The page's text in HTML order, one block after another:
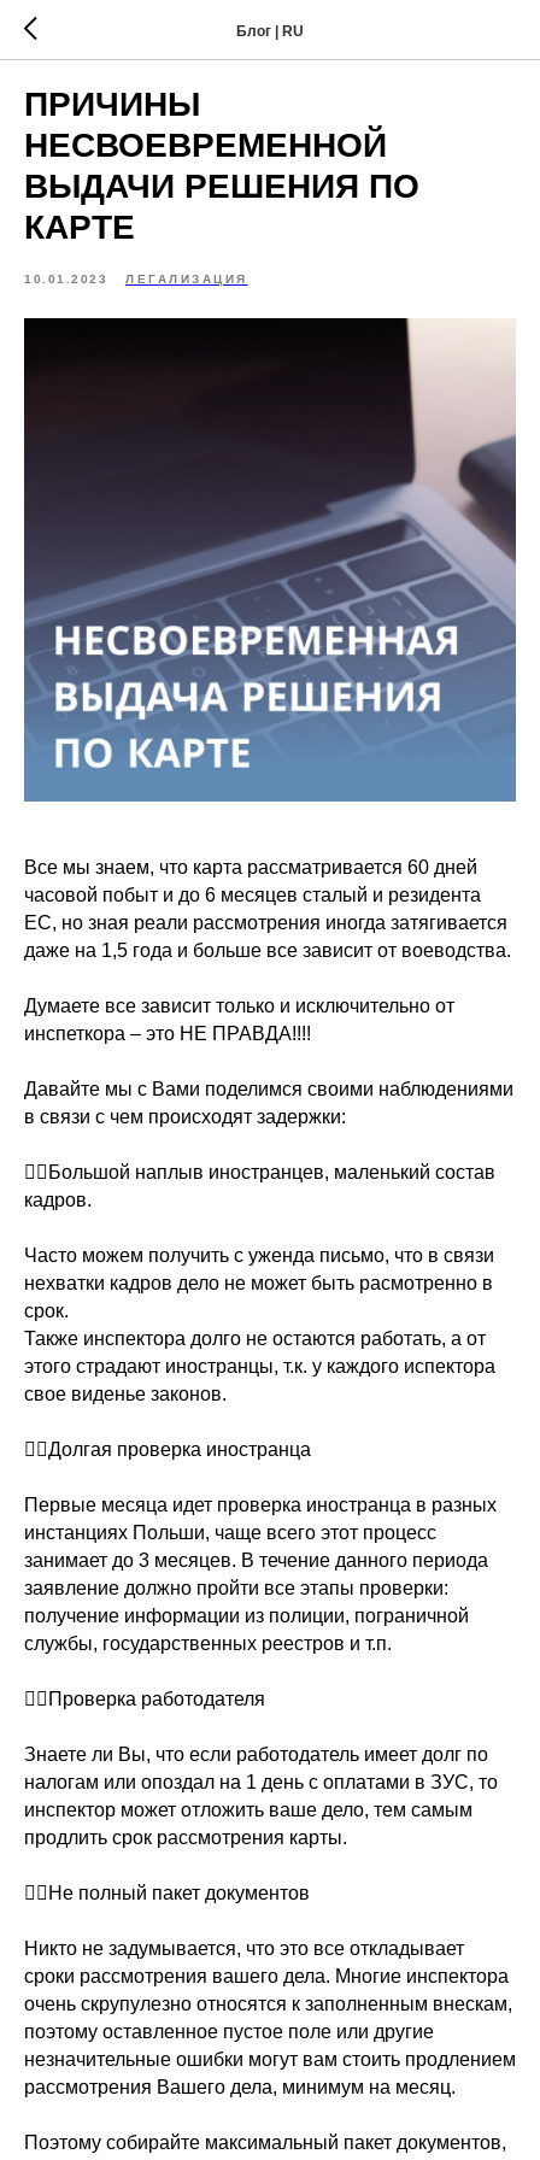
Блог | RU
ПРИЧИНЫ
НЕСВОЕВРЕМЕННОЙ
ВЫДАЧИ РЕШЕНИЯ ПО
КАРТЕ
10.01.2023 ЛЕГАЛИЗАЦИЯ
Все мы знаем, что карта рассматривается 60 дней
часовой побыт и до 6 месяцев сталый и резидента
ЕС, но зная реали рассмотрения иногда затягивается
даже на 1,5 года и больше все зависит от воеводства.
Думаете все зависит только и исключительно от
инспеткора – это НЕ ПРАВДА!!!!
Давайте мы с Вами поделимся своими наблюдениями
в связи с чем происходят задержки:
👉🏻Большой наплыв иностранцев, маленький состав
кадров.
Часто можем получить с уженда письмо, что в связи
нехватки кадров дело не может быть расмотренно в
срок.
Также инспектора долго не остаются работать, а от
этого страдают иностранцы, т.к. у каждого испектора
свое виденье законов.
👉🏻Долгая проверка иностранца
Первые месяца идет проверка иностранца в разных
инстанциях Польши, чаще всего этот процесс
занимает до 3 месяцев. В течение данного периода
заявление должно пройти все этапы проверки:
получение информации из полиции, пограничной
службы, государственных реестров и т.п.
👉🏻Проверка работодателя
Знаете ли Вы, что если работодатель имеет долг по
налогам или опоздал на 1 день с оплатами в ЗУС, то
инспектор может отложить ваше дело, тем самым
продлить срок рассмотрения карты.
👉🏻Не полный пакет документов
Никто не задумывается, что это все откладывает
сроки рассмотрения вашего дела. Многие инспектора
очень скрупулезно относятся к заполненным внескам,
поэтому оставленное пустое поле или другие
незначительные ошибки могут вам стоить продлением
рассмотрения Вашего дела, минимум на месяц.
Поэтому собирайте максимальный пакет документов,